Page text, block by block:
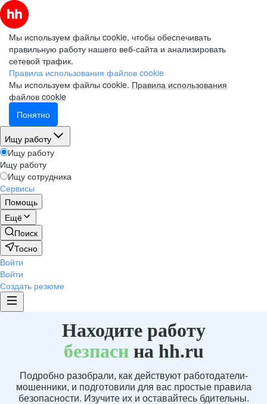
Мы используем файлы cookie, чтобы обеспечивать
правильную работу нашего веб-сайта и анализировать
сетевой трафик.
Правила использования файлов cookie
Мы используем файлы cookie. Правила использования
файлов cookie
Понятно
Ищу работу
Ищу работу
Ищу работу
Ищу сотрудника
Сервисы
Помощь
Ещё
Поиск
Тосно
Войти
Войти
Создать резюме
Находите работу
безпаснна hh.ru
Подробно разобрали, как действуют работодатели-
мошенники, и подготовили для вас простые правила
безопасности. Изучите их и оставайтесь бдительны.